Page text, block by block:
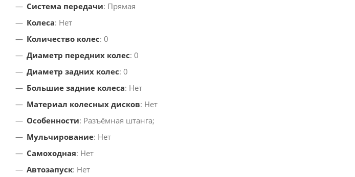
Система передачи: Прямая
Колеса: Нет
Количество колес: 0
Диаметр передних колес: 0
Диаметр задних колес: 0
Большие задние колеса: Нет
Материал колесных дисков: Нет
Особенности: Разъёмная штанга;
Мульчирование: Нет
Самоходная: Нет
Автозапуск: Нет